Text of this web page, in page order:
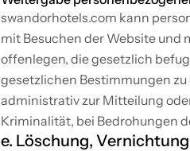
swandorhotels.com kann
mit Besuchen der Website
offenlegen, die gesetzlich
gesetzlichen Bestimmungen
administrativ zur Mitteilung
Kriminalität, bei Bedrohungen
e. Löschung,